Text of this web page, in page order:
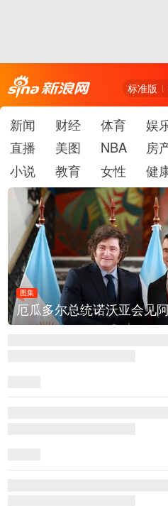
标准版
新闻 财经 体育 娱
直播
美图 NBA 房
小说
教育 女性 健
图集
厄瓜多尔总统诺沃亚会见